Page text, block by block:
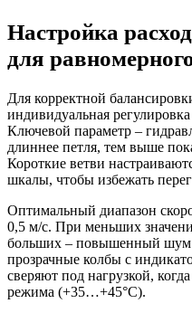
Настройка
для
Для корректной
индивидуальная
Ключевой параметр –
длиннее петля, тем выше
Короткие ветви
шкалы, чтобы избежать
Оптимальный диапазон
0,5 м/с. При меньших
больших – повышенный шум.
прозрачные колбы с
сверяют под нагрузкой,
режима (+35…+45°C).